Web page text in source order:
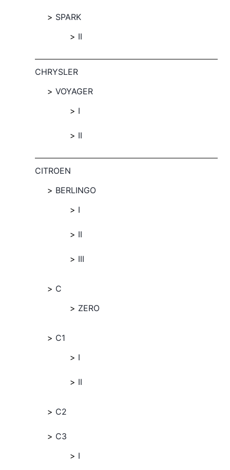
SPARK
II
CHRYSLER
VOYAGER
I
II
CITROEN
BERLINGO
I
II
III
C
ZERO
C1
I
II
C2
C3
I